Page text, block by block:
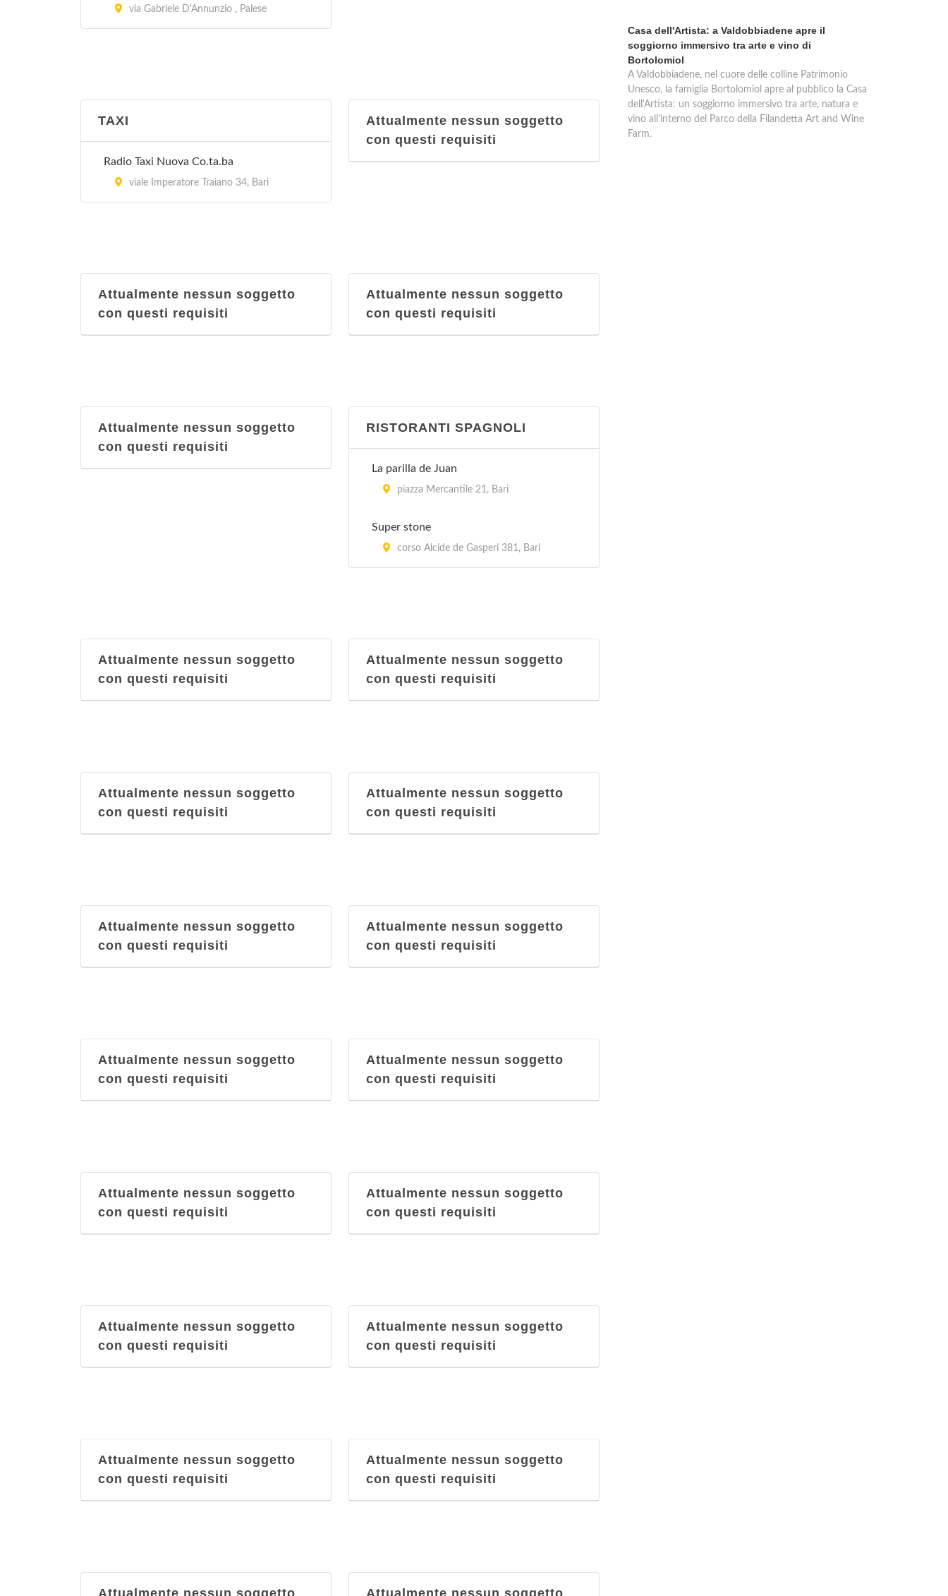
via Gabriele D'Annunzio , Palese
TAXI
Radio Taxi Nuova Co.ta.ba
viale Imperatore Traiano 34, Bari
Attualmente nessun soggetto
con questi requisiti
Attualmente nessun soggetto
con questi requisiti
Attualmente nessun soggetto
con questi requisiti
Attualmente nessun soggetto
con questi requisiti
RISTORANTI SPAGNOLI
La parilla de Juan
piazza Mercantile 21, Bari
Super stone
corso Alcide de Gasperi 381, Bari
Attualmente nessun soggetto
con questi requisiti
Attualmente nessun soggetto
con questi requisiti
Attualmente nessun soggetto
con questi requisiti
Attualmente nessun soggetto
con questi requisiti
Attualmente nessun soggetto
con questi requisiti
Attualmente nessun soggetto
con questi requisiti
Attualmente nessun soggetto
con questi requisiti
Attualmente nessun soggetto
con questi requisiti
Attualmente nessun soggetto
con questi requisiti
Attualmente nessun soggetto
con questi requisiti
Attualmente nessun soggetto
con questi requisiti
Attualmente nessun soggetto
con questi requisiti
Attualmente nessun soggetto
con questi requisiti
Attualmente nessun soggetto
con questi requisiti
Attualmente nessun soggetto Attualmente nessun soggetto
Casa dell'Artista: a Valdobbiadene apre il
soggiorno immersivo tra arte e vino di
Bortolomiol
A Valdobbiadene, nel cuore delle colline Patrimonio
Unesco, la famiglia Bortolomiol apre al pubblico la Casa
dell'Artista: un soggiorno immersivo tra arte, natura e
vino all'interno del Parco della Filandetta Art and Wine
Farm.